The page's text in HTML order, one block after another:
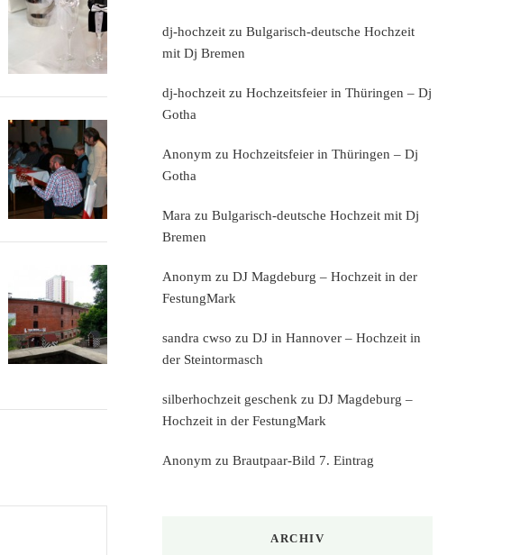
dj-hochzeit zu Bulgarisch-deutsche Hochzeit
mit Dj Bremen
dj-hochzeit zu Hochzeitsfeier in Thüringen – Dj
Gotha
Anonym zu Hochzeitsfeier in Thüringen – Dj
Gotha
Mara zu Bulgarisch-deutsche Hochzeit mit Dj
Bremen
Anonym zu DJ Magdeburg – Hochzeit in der
FestungMark
sandra cwso zu DJ in Hannover – Hochzeit in
der Steintormasch
silberhochzeit geschenk zu DJ Magdeburg –
Hochzeit in der FestungMark
Anonym zu Brautpaar-Bild 7. Eintrag
ARCHIV